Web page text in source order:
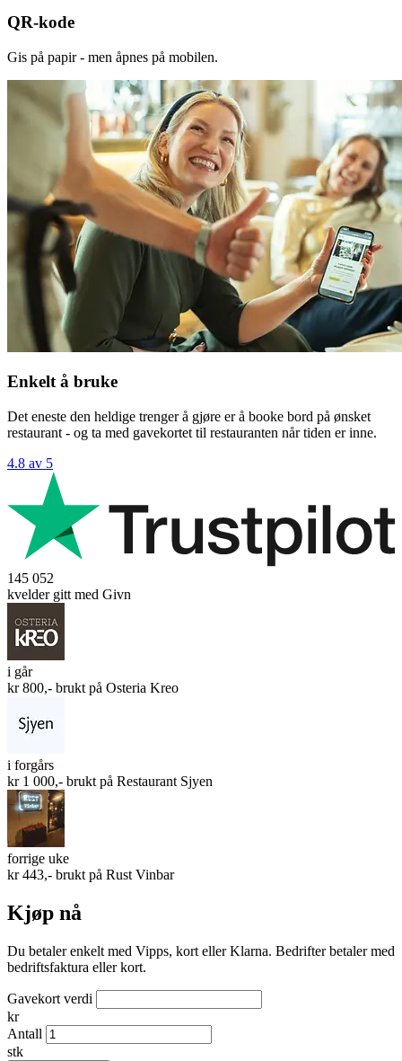
QR-kode
Gis på papir - men åpnes på mobilen.
Enkelt å bruke
Det eneste den heldige trenger å gjøre er å booke bord på ønsket
restaurant - og ta med gavekortet til restauranten når tiden er inne.
4.8 av 5
145 052
kvelder gitt med Givn
i går
kr 800,- brukt på Osteria Kreo
i forgårs
kr 1 000,- brukt på Restaurant Sjyen
forrige uke
kr 443,- brukt på Rust Vinbar
Kjøp nå
Du betaler enkelt med Vipps, kort eller Klarna. Bedrifter betaler med
bedriftsfaktura eller kort.
Gavekort verdi
kr
Antall
stk